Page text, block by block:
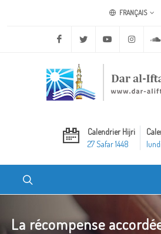
FRANÇAIS
Facebook Twitter Youtube
Calendrier Hijri
27 Safar 1448
La récompense